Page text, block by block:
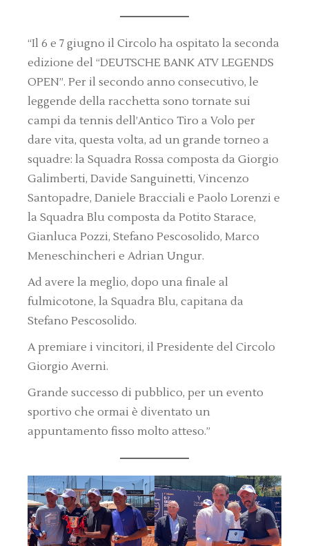
“Il 6 e 7 giugno il Circolo ha ospitato la seconda
edizione del “DEUTSCHE BANK ATV LEGENDS
OPEN”. Per il secondo anno consecutivo, le
leggende della racchetta sono tornate sui
campi da tennis dell’Antico Tiro a Volo per
dare vita, questa volta, ad un grande torneo a
squadre: la Squadra Rossa composta da Giorgio
Galimberti, Davide Sanguinetti, Vincenzo
Santopadre, Daniele Bracciali e Paolo Lorenzi e
la Squadra Blu composta da Potito Starace,
Gianluca Pozzi, Stefano Pescosolido, Marco
Meneschincheri e Adrian Ungur.
Ad avere la meglio, dopo una finale al
fulmicotone, la Squadra Blu, capitana da
Stefano Pescosolido.
A premiare i vincitori, il Presidente del Circolo
Giorgio Averni.
Grande successo di pubblico, per un evento
sportivo che ormai è diventato un
appuntamento fisso molto atteso.”